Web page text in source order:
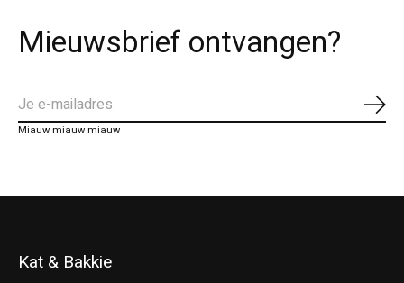
Mieuwsbrief ontvangen?
Miauw miauw miauw
Kat & Bakkie